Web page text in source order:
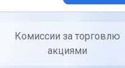
Комиссии за торговлю
акциями